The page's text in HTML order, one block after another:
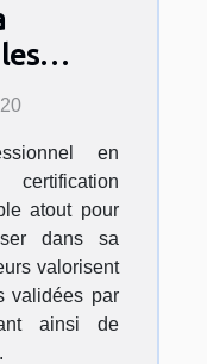
en
atout pour
dans sa
valorisent
validées par
ainsi de